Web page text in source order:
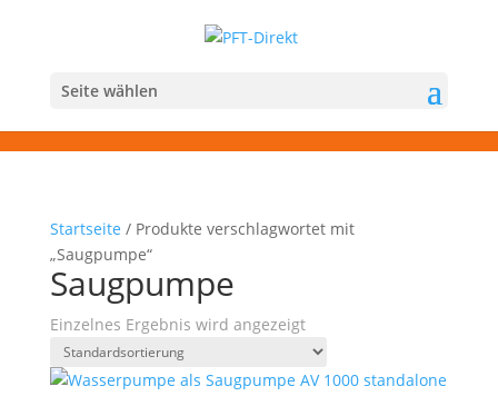
Seite wählen
Startseite / Produkte verschlagwortet mit
„Saugpumpe“
Saugpumpe
Einzelnes Ergebnis wird angezeigt